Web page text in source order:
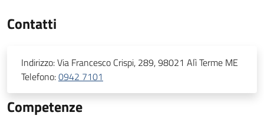
Contatti
Indirizzo:Via Francesco Crispi, 289, 98021 Alì Terme ME
Telefono:0942 7101
Competenze